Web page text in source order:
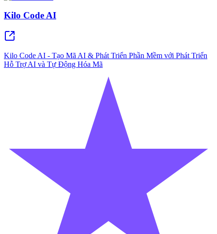
Kilo Code AI
Kilo Code AI - Tạo Mã AI & Phát Triển Phần Mềm với Phát Triển
Hỗ Trợ AI và Tự Động Hóa Mã